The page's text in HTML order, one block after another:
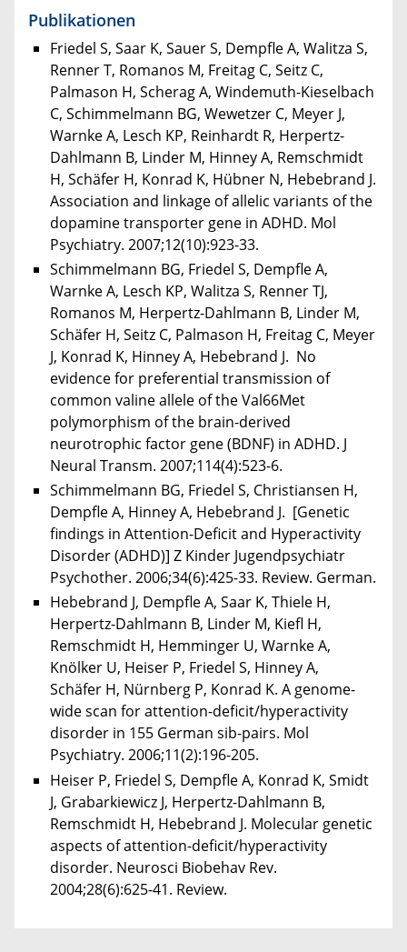
Publikationen
Friedel S, Saar K, Sauer S, Dempfle A, Walitza S,
Renner T, Romanos M, Freitag C, Seitz C,
Palmason H, Scherag A, Windemuth-Kieselbach
C, Schimmelmann BG, Wewetzer C, Meyer J,
Warnke A, Lesch KP, Reinhardt R, Herpertz-
Dahlmann B, Linder M, Hinney A, Remschmidt
H, Schäfer H, Konrad K, Hübner N, Hebebrand J.
Association and linkage of allelic variants of the
dopamine transporter gene in ADHD. Mol
Psychiatry. 2007;12(10):923-33.
Schimmelmann BG, Friedel S, Dempfle A,
Warnke A, Lesch KP, Walitza S, Renner TJ,
Romanos M, Herpertz-Dahlmann B, Linder M,
Schäfer H, Seitz C, Palmason H, Freitag C, Meyer
J, Konrad K, Hinney A, Hebebrand J. No
evidence for preferential transmission of
common valine allele of the Val66Met
polymorphism of the brain-derived
neurotrophic factor gene (BDNF) in ADHD. J
Neural Transm. 2007;114(4):523-6.
Schimmelmann BG, Friedel S, Christiansen H,
Dempfle A, Hinney A, Hebebrand J. [Genetic
findings in Attention-Deficit and Hyperactivity
Disorder (ADHD)] Z Kinder Jugendpsychiatr
Psychother. 2006;34(6):425-33. Review. German.
Hebebrand J, Dempfle A, Saar K, Thiele H,
Herpertz-Dahlmann B, Linder M, Kiefl H,
Remschmidt H, Hemminger U, Warnke A,
Knölker U, Heiser P, Friedel S, Hinney A,
Schäfer H, Nürnberg P, Konrad K. A genome-
wide scan for attention-deficit/hyperactivity
disorder in 155 German sib-pairs. Mol
Psychiatry. 2006;11(2):196-205.
Heiser P, Friedel S, Dempfle A, Konrad K, Smidt
J, Grabarkiewicz J, Herpertz-Dahlmann B,
Remschmidt H, Hebebrand J. Molecular genetic
aspects of attention-deficit/hyperactivity
disorder. Neurosci Biobehav Rev.
2004;28(6):625-41. Review.